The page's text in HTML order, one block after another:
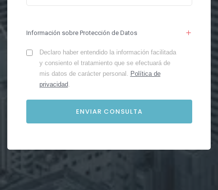
Información sobre Protección de Datos
Declaro haber entendido la información facilitada
y consiento el tratamiento que se efectuará de
mis datos de carácter personal. Política de
privacidad.